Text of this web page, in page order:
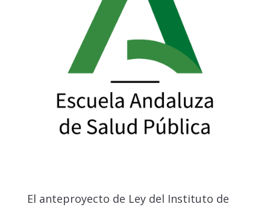
El anteproyecto de Ley del Instituto de